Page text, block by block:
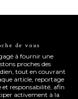
de vous
à fournir une
proches des
tout en couvrant
article, reportage
et responsabilité, afin
activement à la